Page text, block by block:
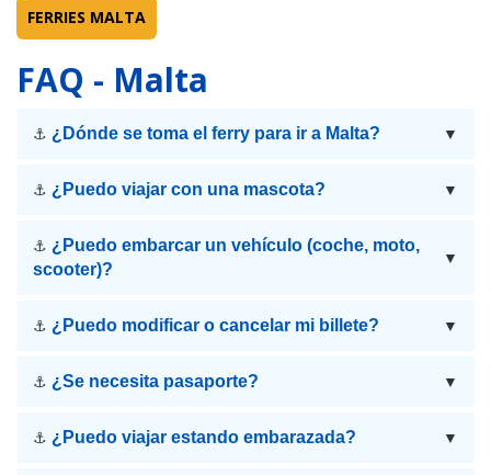
FERRIES MALTA
FAQ - Malta
⚓ ¿Dónde se toma el ferry para ir a Malta? ▼
⚓ ¿Puedo viajar con una mascota? ▼
⚓ ¿Puedo embarcar un vehículo (coche, moto,
scooter)?
▼
⚓ ¿Puedo modificar o cancelar mi billete? ▼
⚓ ¿Se necesita pasaporte? ▼
⚓ ¿Puedo viajar estando embarazada? ▼